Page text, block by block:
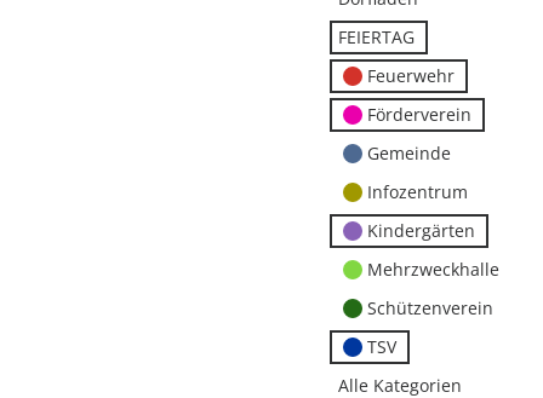
FEIERTAG
Feuerwehr
Förderverein
Gemeinde
Infozentrum
Kindergärten
Mehrzweckhalle
Schützenverein
TSV
Alle Kategorien